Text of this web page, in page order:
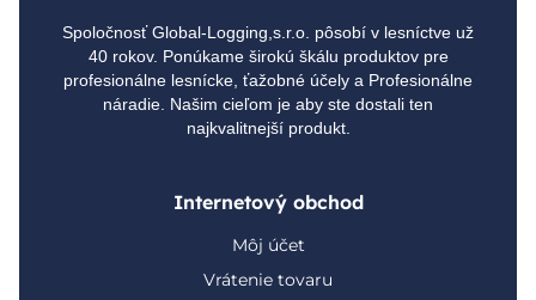
Spoločnosť Global-Logging,s.r.o. pôsobí v lesníctve už
40 rokov. Ponúkame širokú škálu produktov pre
profesionálne lesnícke, ťažobné účely a Profesionálne
náradie. Našim cieľom je aby ste dostali ten
najkvalitnejší produkt.
Internetový obchod
Môj účet
Vrátenie tovaru